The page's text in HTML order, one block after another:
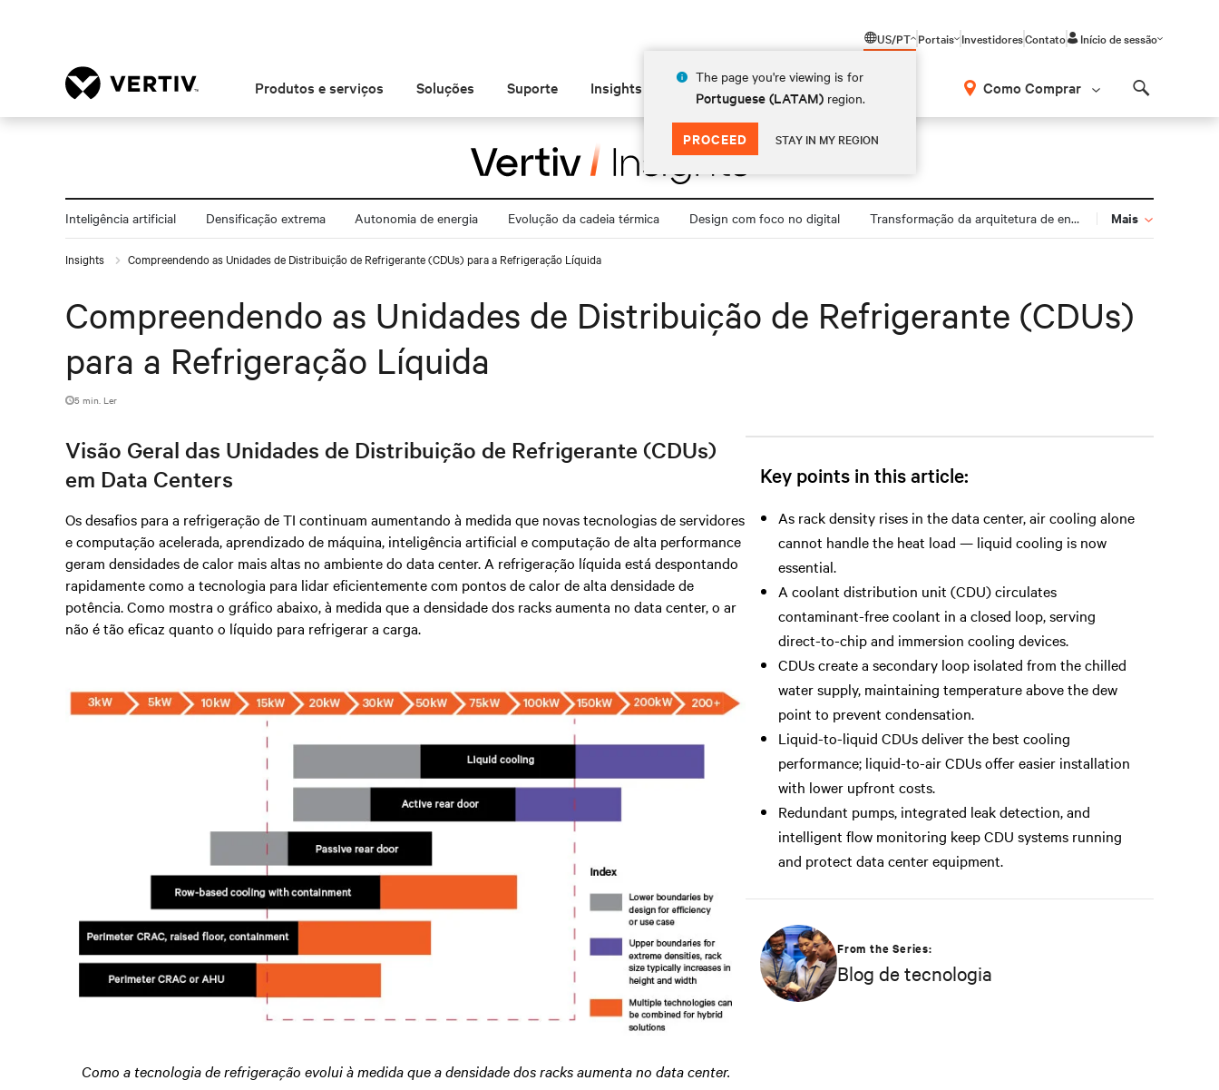
US/PT
The page you're viewing is for
Portuguese (LATAM) region.
PROCEED STAY IN MY REGION
Portais InvestidoresContato Início de sessão
Produtos e serviços Soluções Suporte Insights Sobre Como Comprar
Inteligência artificial Densificação extrema Autonomia de energia Evolução da cadeia térmica Design com foco no digital Transformação da arquitetura de energia Mais
Insights Compreendendo as Unidades de Distribuição de Refrigerante (CDUs) para a Refrigeração Líquida
Compreendendo as Unidades de Distribuição de Refrigerante (CDUs)
para a Refrigeração Líquida
5 min. Ler
Visão Geral das Unidades de Distribuição de Refrigerante (CDUs)
em Data Centers
Os desafios para a refrigeração de TI continuam aumentando à medida que novas tecnologias de servidores
e computação acelerada, aprendizado de máquina, inteligência artificial e computação de alta performance
geram densidades de calor mais altas no ambiente do data center. A refrigeração líquida está despontando
rapidamente como a tecnologia para lidar eficientemente com pontos de calor de alta densidade de
potência. Como mostra o gráfico abaixo, à medida que a densidade dos racks aumenta no data center, o ar
não é tão eficaz quanto o líquido para refrigerar a carga.
Como a tecnologia de refrigeração evolui à medida que a densidade dos racks aumenta no data center.
Key points in this article:
As rack density rises in the data center, air cooling alone
cannot handle the heat load — liquid cooling is now
essential.
A coolant distribution unit (CDU) circulates
contaminant-free coolant in a closed loop, serving
direct-to-chip and immersion cooling devices.
CDUs create a secondary loop isolated from the chilled
water supply, maintaining temperature above the dew
point to prevent condensation.
Liquid-to-liquid CDUs deliver the best cooling
performance; liquid-to-air CDUs offer easier installation
with lower upfront costs.
Redundant pumps, integrated leak detection, and
intelligent flow monitoring keep CDU systems running
and protect data center equipment.
From the Series:
Blog de tecnologia